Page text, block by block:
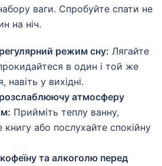
ваги. Спробуйте спати не
на ніч.
режим сну: Лягайте
в один і той же
навіть у вихідні.
атмосферу
Прийміть теплу ванну,
книгу або послухайте спокійну
та алкоголю перед